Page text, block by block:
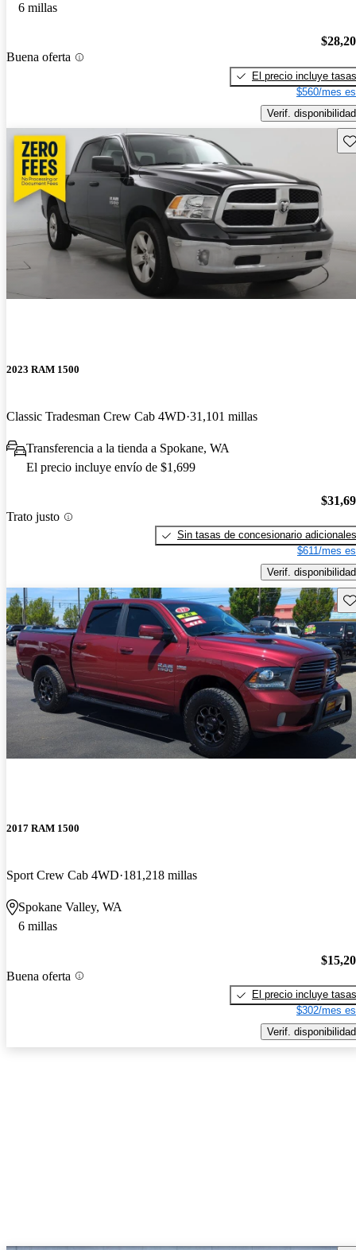
6 millas
Buena oferta
El precio incluye tasas
$560/mes
Verif. disponibilidad
2023 RAM 1500
Classic Tradesman Crew Cab 4WD 31,101 millas
Transferencia a la tienda a Spokane, WA
El precio incluye envío de $1,699
Trato justo
Sin tasas de concesionario adicionales
$611/mes
Verif. disponibilidad
2017 RAM 1500
Sport Crew Cab 4WD 181,218 millas
Spokane Valley, WA
6 millas
Buena oferta
El precio incluye tasas
$302/mes
Verif. disponibilidad